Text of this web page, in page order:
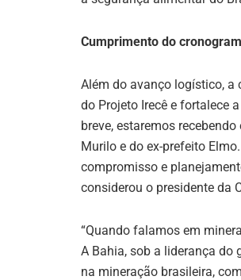
Cumprimento do
Além do avanço logístico,
do Projeto Irecê e fortalece
breve, estaremos
Murilo e do ex-prefeito
compromisso e
considerou o presidente da
“Quando falamos em
A Bahia, sob a liderança do
na mineração brasileira,